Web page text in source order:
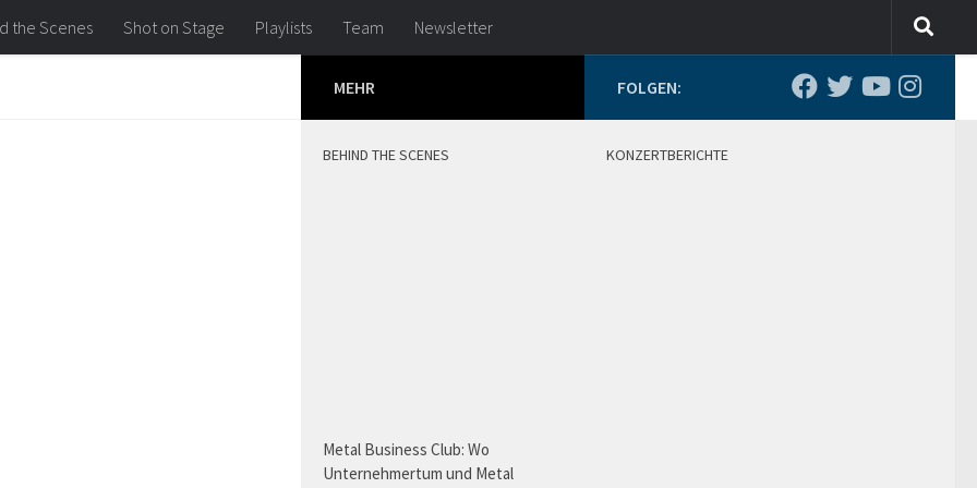
the Scenes Shot on Stage Playlists Team Newsletter
FOLGEN:
KONZERTBERICHTE
MEHR
BEHIND THE SCENES
Metal Business Club: Wo
Unternehmertum und Metal